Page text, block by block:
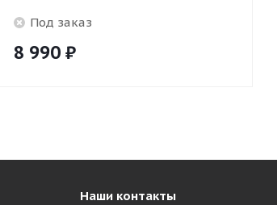
Под заказ
8 990 ₽
Наши контакты